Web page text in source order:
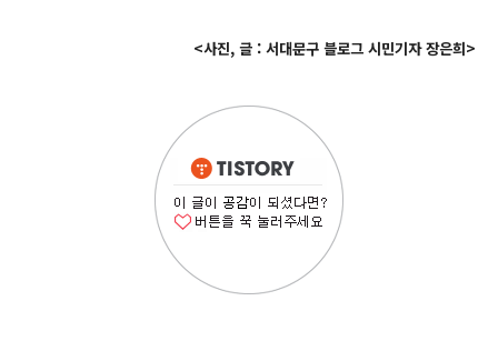
<사진, 글 : 서대문구 블로그 시민기자 장은희>